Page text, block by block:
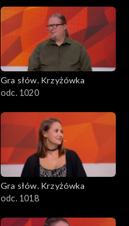
Gra słów. Krzyżówka
odc. 1020
Gra słów. Krzyżówka
odc. 1018